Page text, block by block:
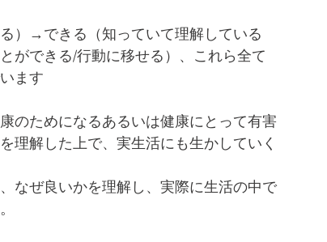
）→できる（知っていて理解している
ができる/行動に移せる）、これら全て
ます
のためになるあるいは健康にとって有害
理解した上で、実生活にも生かしていく
なぜ良いかを理解し、実際に生活の中で